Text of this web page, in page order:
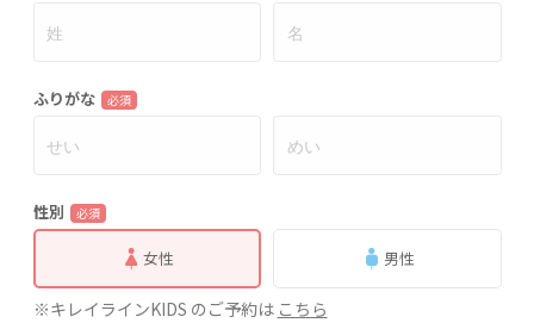
ふりがな 必須
性別 必須
女性 男性
※キレイラインKIDS のご予約は こちら